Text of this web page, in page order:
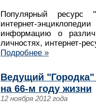
Популярный ресурс
интернет-
информацию о
личностях, интернет-
Подробнее »
Ведущий
на 66-м году жизни
12 ноября 2012 года